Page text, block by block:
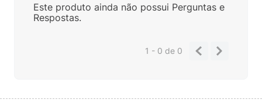
Este produto ainda não possui Perguntas e
Respostas.
1 - 0de 0